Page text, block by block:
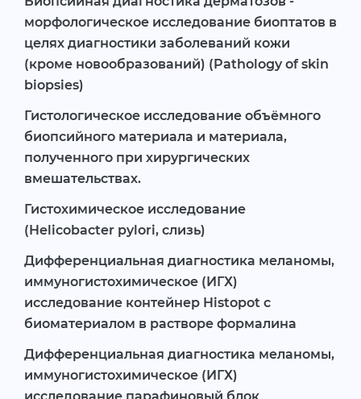
морфологическое исследование биоптатов в
целях диагностики заболеваний кожи
(кроме новообразований) (Pathology of skin
biopsies)
Гистологическое исследование объёмного
биопсийного материала и материала,
полученного при хирургических
вмешательствах.
Гистохимическое исследование
(Helicobacter pylori, слизь)
Дифференциальная диагностика меланомы,
иммуногистохимическое (ИГХ)
исследование контейнер Histopot с
биоматериалом в растворе формалина
Дифференциальная диагностика меланомы,
иммуногистохимическое (ИГХ)